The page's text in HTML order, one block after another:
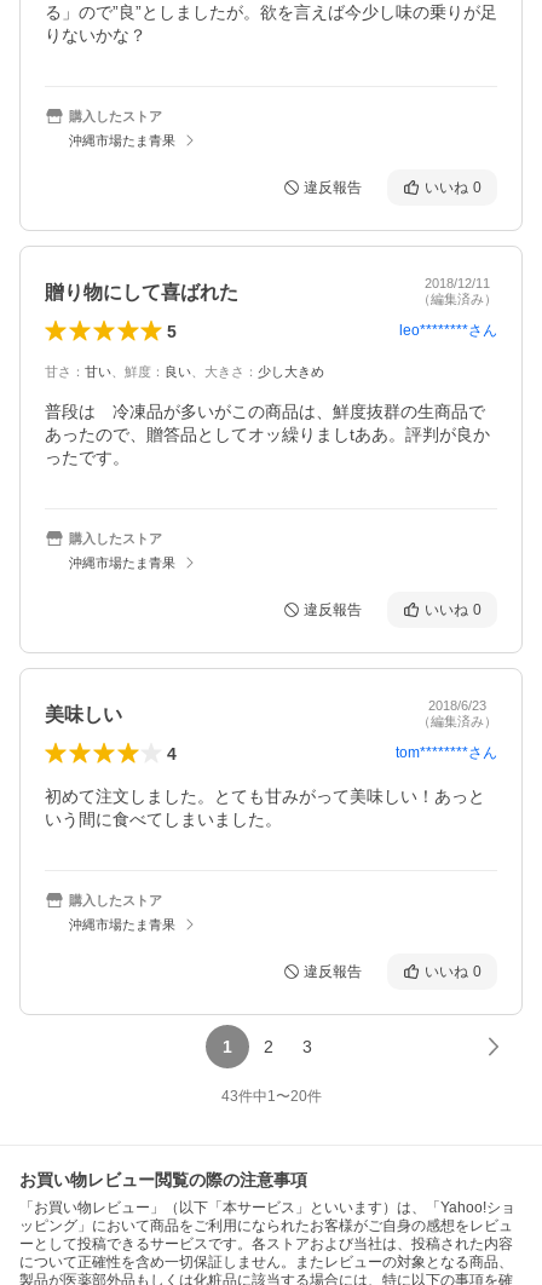
る」ので”良”としましたが。欲を言えば今少し味の乗りが足
りないかな？
購入したストア
沖縄市場たま青果
違反報告 いいね 0
贈り物にして喜ばれた
2018/12/11
（編集済み）
5 leo********さん
甘さ ： 甘い 鮮度 ： 良い 大きさ ： 少し大きめ
普段は　冷凍品が多いがこの商品は、鮮度抜群の生商品で
あったので、贈答品としてオッ繰りましtああ。評判が良か
ったです。
購入したストア
沖縄市場たま青果
違反報告 いいね 0
美味しい
2018/6/23
（編集済み）
4 tom********さん
初めて注文しました。とても甘みがって美味しい！あっと
いう間に食べてしまいました。
購入したストア
沖縄市場たま青果
違反報告 いいね 0
1 2 3
43件中1〜20件
お買い物レビュー閲覧の際の注意事項
「お買い物レビュー」（以下「本サービス」といいます）は、「Yahoo!ショ
ッピング」において商品をご利用になられたお客様がご自身の感想をレビュ
ーとして投稿できるサービスです。各ストアおよび当社は、投稿された内容
について正確性を含め一切保証しません。またレビューの対象となる商品、
製品が医薬部外品もしくは化粧品に該当する場合には、特に以下の事項を確